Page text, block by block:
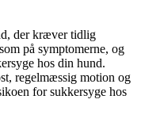
der kræver tidlig
på symptomerne, og
hos din hund.
regelmæssig motion og
for sukkersyge hos